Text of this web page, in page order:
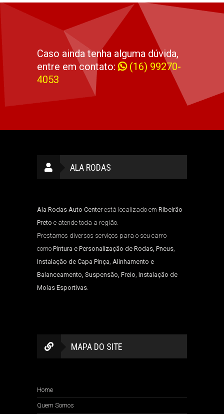
Caso ainda tenha alguma dúvida,
entre em contato:
(16) 99270-
4053
ALA RODAS
Ala Rodas Auto Centerestá localizado em Ribeirão
Preto e atende toda a região.
Prestamos diversos serviços para o seu carro
como Pintura e Personalização de Rodas, Pneus,
Instalação de Capa Pinça, Alinhamento e
Balanceamento, Suspensão, Freio, Instalação de
Molas Esportivas.
MAPA DO SITE
Home
Quem Somos